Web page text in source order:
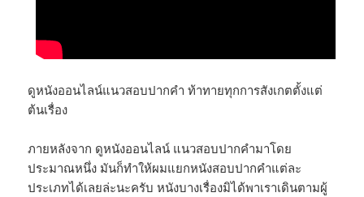
ดูหนังออนไลน์แนวสอบปากคำ ท้าทายทุกการสังเกตตั้งแต่
ต้นเรื่อง
ภายหลังจาก ดูหนังออนไลน์ แนวสอบปากคำมาโดย
ประมาณหนึ่ง มันก็ทำให้ผมแยกหนังสอบปากคำแต่ละ
ประเภทได้เลยล่ะนะครับ หนังบางเรื่องมิได้พาเราเดินตามผู้